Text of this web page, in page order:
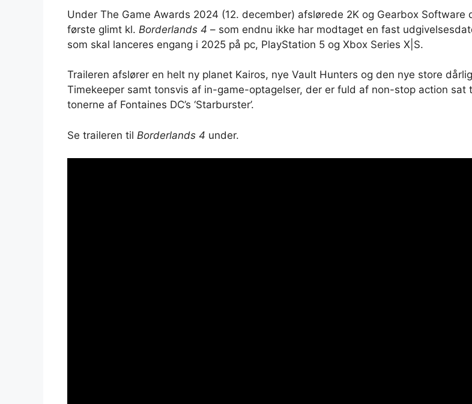
Under The Game Awards 2024 (12. december) afslørede 2K og Gearbox Software
første glimt kl. Borderlands 4 – som endnu ikke har modtaget en fast
som skal lanceres engang i 2025 på pc, PlayStation 5 og Xbox Series X|S.
Traileren afslører en helt ny planet Kairos, nye Vault Hunters og den nye store
Timekeeper samt tonsvis af in-game-optagelser, der er fuld af non-stop action sat
tonerne af Fontaines DC’s ‘Starburster’.
Se traileren til Borderlands 4 under.